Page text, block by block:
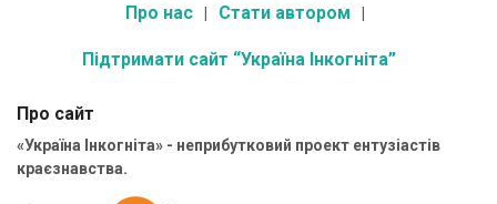
Про нас Стати автором
Підтримати сайт “Україна Інкогніта”
Про сайт
«Україна Інкогніта» - неприбутковий проект ентузіастів
краєзнавства.